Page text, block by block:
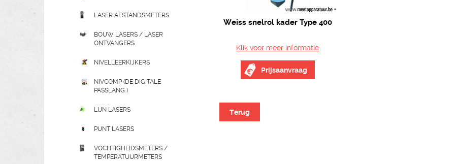
LASER AFSTANDSMETERS
BOUW LASERS / LASER
ONTVANGERS
NIVELLEERKIJKERS
NIVCOMP (DE DIGITALE
PASSLANG )
LIJN LASERS
PUNT LASERS
VOCHTIGHEIDSMETERS /
TEMPERATUURMETERS
Weiss snelrol kader Type 400
Klik voor meer informatie
Prijsaanvraag
Terug